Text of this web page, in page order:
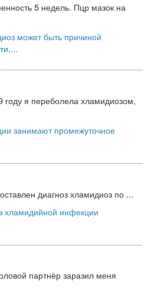
5 недель. Пцр мазок на
может быть причиной
году я переболела хламидиозом,
занимают промежуточное
диагноз хламидиоз по ...
хламидийной инфекции
партнёр заразил меня